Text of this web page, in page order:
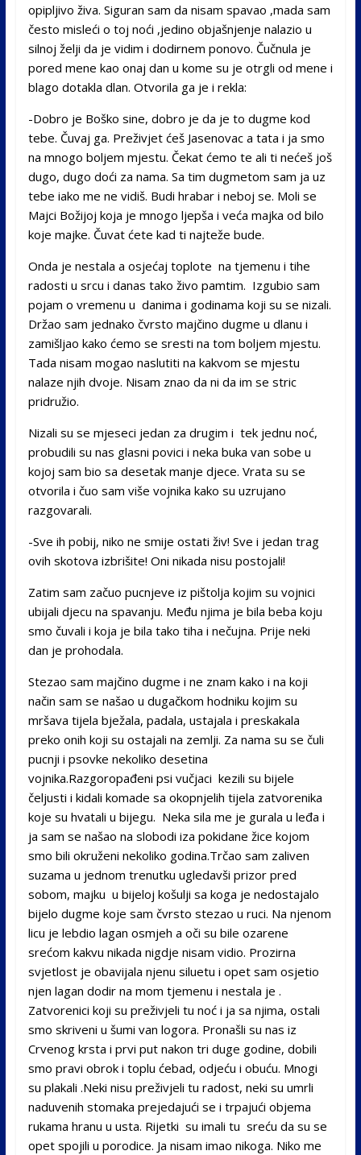
opipljivo živa. Siguran sam da nisam spavao ,mada sam
često misleći o toj noći ,jedino objašnjenje nalazio u
silnoj želji da je vidim i dodirnem ponovo. Čučnula je
pored mene kao onaj dan u kome su je otrgli od mene i
blago dotakla dlan. Otvorila ga je i rekla:
-Dobro je Boško sine, dobro je da je to dugme kod
tebe. Čuvaj ga. Preživjet ćeš Jasenovac a tata i ja smo
na mnogo boljem mjestu. Čekat ćemo te ali ti nećeš još
dugo, dugo doći za nama. Sa tim dugmetom sam ja uz
tebe iako me ne vidiš. Budi hrabar i neboj se. Moli se
Majci Božijoj koja je mnogo ljepša i veća majka od bilo
koje majke. Čuvat ćete kad ti najteže bude.
Onda je nestala a osjećaj toplote na tjemenu i tihe
radosti u srcu i danas tako živo pamtim. Izgubio sam
pojam o vremenu u danima i godinama koji su se nizali.
Držao sam jednako čvrsto majčino dugme u dlanu i
zamišljao kako ćemo se sresti na tom boljem mjestu.
Tada nisam mogao naslutiti na kakvom se mjestu
nalaze njih dvoje. Nisam znao da ni da im se stric
pridružio.
Nizali su se mjeseci jedan za drugim i tek jednu noć,
probudili su nas glasni povici i neka buka van sobe u
kojoj sam bio sa desetak manje djece. Vrata su se
otvorila i čuo sam više vojnika kako su uzrujano
razgovarali.
-Sve ih pobij, niko ne smije ostati živ! Sve i jedan trag
ovih skotova izbrišite! Oni nikada nisu postojali!
Zatim sam začuo pucnjeve iz pištolja kojim su vojnici
ubijali djecu na spavanju. Među njima je bila beba koju
smo čuvali i koja je bila tako tiha i nečujna. Prije neki
dan je prohodala.
Stezao sam majčino dugme i ne znam kako i na koji
način sam se našao u dugačkom hodniku kojim su
mršava tijela bježala, padala, ustajala i preskakala
preko onih koji su ostajali na zemlji. Za nama su se čuli
pucnji i psovke nekoliko desetina
vojnika.Razgoropađeni psi vučjaci kezili su bijele
čeljusti i kidali komade sa okopnjelih tijela zatvorenika
koje su hvatali u bijegu. Neka sila me je gurala u leđa i
ja sam se našao na slobodi iza pokidane žice kojom
smo bili okruženi nekoliko godina.Trčao sam zaliven
suzama u jednom trenutku ugledavši prizor pred
sobom, majku u bijeloj košulji sa koga je nedostajalo
bijelo dugme koje sam čvrsto stezao u ruci. Na njenom
licu je lebdio lagan osmjeh a oči su bile ozarene
srećom kakvu nikada nigdje nisam vidio. Prozirna
svjetlost je obavijala njenu siluetu i opet sam osjetio
njen lagan dodir na mom tjemenu i nestala je .
Zatvorenici koji su preživjeli tu noć i ja sa njima, ostali
smo skriveni u šumi van logora. Pronašli su nas iz
Crvenog krsta i prvi put nakon tri duge godine, dobili
smo pravi obrok i toplu ćebad, odjeću i obuću. Mnogi
su plakali .Neki nisu preživjeli tu radost, neki su umrli
naduvenih stomaka prejedajući se i trpajući objema
rukama hranu u usta. Rijetki su imali tu sreću da su se
opet spojili u porodice. Ja nisam imao nikoga. Niko me